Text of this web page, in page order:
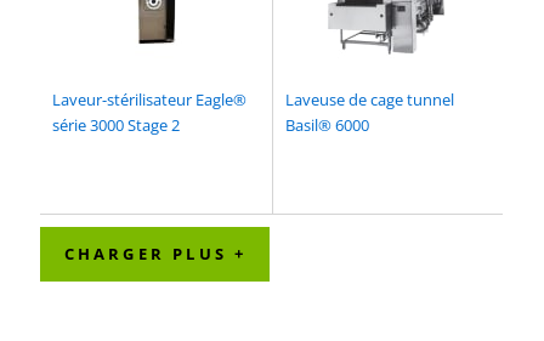
Laveur-stérilisateur Eagle®
série 3000 Stage 2
Laveuse de cage tunnel
Basil® 6000
CHARGER PLUS +